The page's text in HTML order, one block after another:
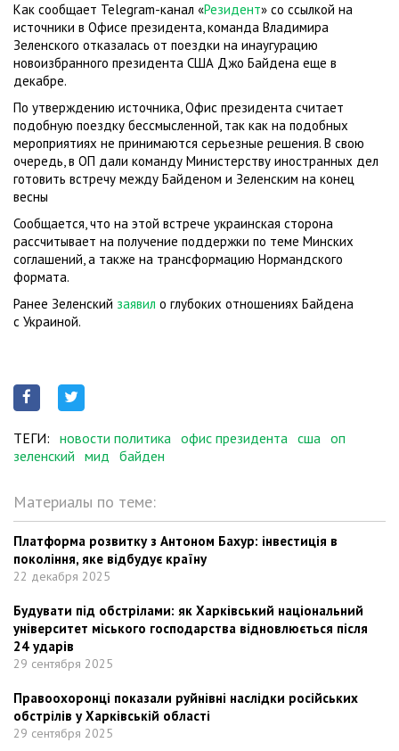
Как сообщает Telegram-канал «Резидент» со ссылкой на
источники в Офисе президента, команда Владимира
Зеленского отказалась от поездки на инаугурацию
новоизбранного президента США Джо Байдена еще в
декабре.
По утверждению источника, Офис президента считает
подобную поездку бессмысленной, так как на подобных
мероприятиях не принимаются серьезные решения. В свою
очередь, в ОП дали команду Министерству иностранных дел
готовить встречу между Байденом и Зеленским на конец
весны
Сообщается, что на этой встрече украинская сторона
рассчитывает на получение поддержки по теме Минских
соглашений, а также на трансформацию Нормандского
формата.
Ранее Зеленский заявил о глубоких отношениях Байдена
с Украиной.
ТЕГИ: новости политика офис президента сша оп
зеленский мид байден
Материалы по теме:
Платформа розвитку з Антоном Бахур: інвестиція в
покоління, яке відбудує країну
22 декабря 2025
Будувати під обстрілами: як Харківський національний
університет міського господарства відновлюється після
24 ударів
29 сентября 2025
Правоохоронці показали руйнівні наслідки російських
обстрілів у Харківській області
29 сентября 2025